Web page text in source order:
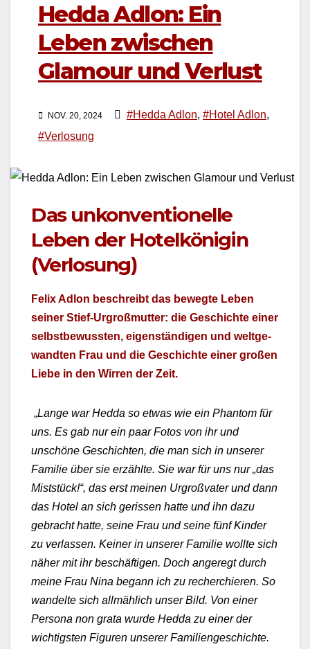
Hedda Adlon: Ein
Leben zwischen
Glamour und Verlust
NOV. 20, 2024 #Hedda Adlon, #Hotel Adlon,
#Verlosung
Das unkonventionelle
Leben der Hotelkönigin
(Verlosung)
Felix Adlon beschreibt das bewegte Leben
sein­er Stief-Urgroß­mut­ter: die Geschichte ein­er
selb­st­be­wussten, eigen­ständi­gen und welt­ge­
wandten Frau und die Geschichte ein­er großen
Liebe in den Wirren der Zeit.
„Lange war Hed­da so etwas wie ein Phan­tom für
uns. Es gab nur ein paar Fotos von ihr und
unschöne Geschicht­en, die man sich in unser­er
Fam­i­lie über sie erzählte. Sie war für uns nur „das
Mist­stück!“, das erst meinen Urgroß­vater und dann
das Hotel an sich geris­sen hat­te und ihn dazu
gebracht hat­te, seine Frau und seine fünf Kinder
zu ver­lassen. Kein­er in unser­er Fam­i­lie wollte sich
näher mit ihr beschäfti­gen. Doch angeregt durch
meine Frau Nina begann ich zu recher­chieren. So
wan­delte sich allmäh­lich unser Bild. Von ein­er
Per­sona non gra­ta wurde Hed­da zu ein­er der
wichtig­sten Fig­uren unser­er Fam­i­liengeschichte.